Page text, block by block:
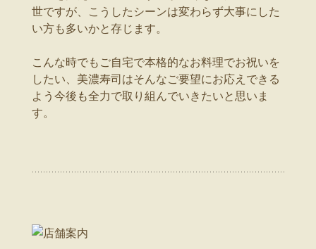
世ですが、こうしたシーンは変わらず大事にした
い方も多いかと存じます。
こんな時でもご自宅で本格的なお料理でお祝いを
したい、美濃寿司はそんなご要望にお応えできる
よう今後も全力で取り組んでいきたいと思いま
す。